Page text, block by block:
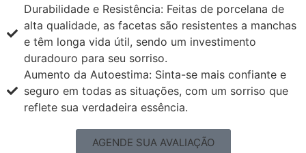
Durabilidade e Resistência: Feitas de porcelana de
alta qualidade, as facetas são resistentes a manchas
e têm longa vida útil, sendo um investimento
duradouro para seu sorriso.
Aumento da Autoestima: Sinta-se mais confiante e
seguro em todas as situações, com um sorriso que
reflete sua verdadeira essência.
AGENDE SUA AVALIAÇÃO